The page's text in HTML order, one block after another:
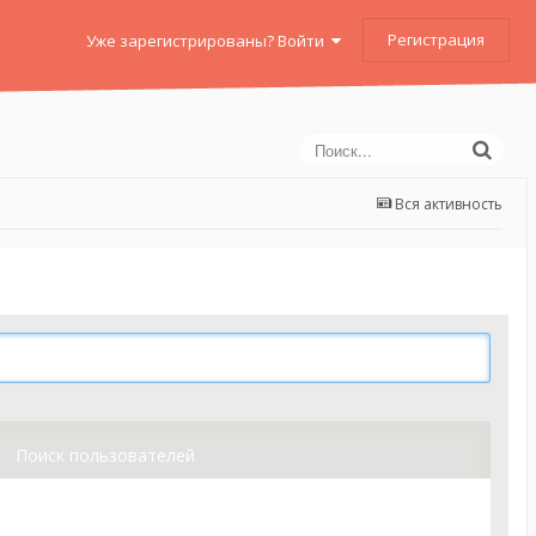
Уже зарегистрированы? Войти Регистрация
Вся активность
Поиск пользователей